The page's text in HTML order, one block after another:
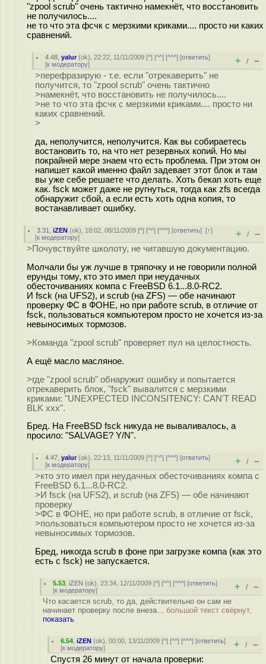
"zpool scrub" очень тактично намекнёт, что восстановить
не получилось....
не то что эта фсчк с мерзкими криками.... просто ни каких
сравнений.
4.48 ,yalur(ok), 22:22, 11/11/2009 [^] [^^] [^^^] [ответить]
[к модератору] + / –
>перефразирую - т.е. если "отрекаверить" не
получится, то "zpool scrub" очень тактично
>намекнёт, что восстановить не получилось....
>не то что эта фсчк с мерзкими криками.... просто ни
каких сравнений.
>
да, неполучится, неполучится. Как вы собираетесь
востановить то, на что нет резервных копий. Но мы
покрайней мере знаем что есть проблема. При этом он
напишет какой именно файл задевает этот блок и там
вы уже себе решаете что делать. Хоть бекап хоть еще
как. fsck может даже не ругнуться, тогда как zfs всегда
обнаружит сбой, а если есть хоть одна копия, то
востанавливает ошибку.
3.31 ,iZEN (ok), 18:02, 08/11/2009 [^] [^^] [^^^] [ответить][↑]
[к модератору] + / –
>Почувствуйте школоту, не читавшую документацию.
Молчали бы уж лучше в тряпочку и не говорили полной
ерунды тому, кто это имел при неудачных
обесточиваниях компа с FreeBSD 6.1...8.0-RC2.
И fsck (на UFS2), и scrub (на ZFS) — обе начинают
проверку ФС в ФОНЕ, но при работе scrub, в отличие от
fsck, пользоваться компьютером просто не хочется из-за
невыносимых тормозов.
>Команда "zpool scrub" проверяет пул на целостность.
А ещё масло масляное.
>где "zpool scrub" обнаружит ошибку и попытается
отрекаверить блок, "fsck" вывалится с мерзкими
криками: "UNEXPECTED INCONSITENCY: CAN'T READ
BLK xxx".
Бред. На FreeBSD fsck никуда не вываливалось, а
просило: "SALVAGE? Y/N".
4.47 ,yalur(ok), 22:13, 11/11/2009 [^] [^^] [^^^] [ответить]
[к модератору] + / –
>кто это имел при неудачных обесточиваниях компа с
FreeBSD 6.1...8.0-RC2.
>И fsck (на UFS2), и scrub (на ZFS) — обе начинают
проверку
>ФС в ФОНЕ, но при работе scrub, в отличие от fsck,
>пользоваться компьютером просто не хочется из-за
невыносимых тормозов.
Бред, никогда scrub в фоне при загрузке компа (как это
есть с fsck) не запускается.
5.53 ,iZEN (ok), 23:34, 12/11/2009 [^] [^^] [^^^] [ответить]
[к модератору] + / –
Что касается scrub, то да, действительно он сам не
начинает проверку после внеза... большой текст свёрнут,
показать
6.54 ,iZEN (ok), 00:00, 13/11/2009 [^] [^^] [^^^] [ответить]
[к модератору] + / –
Спустя 26 минут от начала проверки: